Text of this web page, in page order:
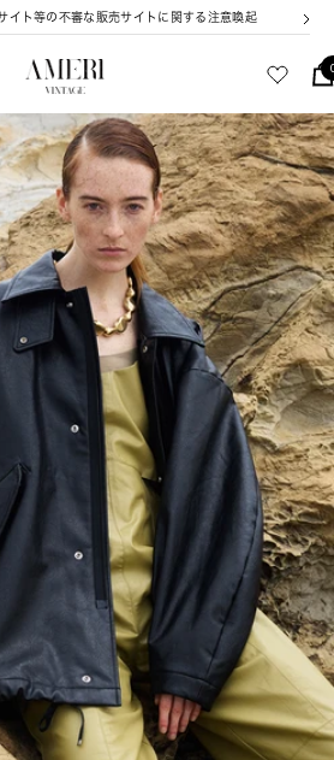
イト等の不審な販売サイトに関する注意喚起
次
AMERI
VINTAGE